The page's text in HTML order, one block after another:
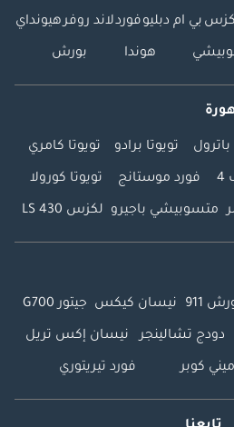
بي ام دبليوفوردلاند روفرهيونداي
هوندا بورش
تويوتا برادو تويوتا كامري
4 فورد موستانج تويوتا كورولا
متسوبيشي باجيرو لكزس LS 430
911 نيسان كيكس جيتور G700
دودج تشالينجر نيسان إكس تريل
ميني كوبر فورد تيريتوري